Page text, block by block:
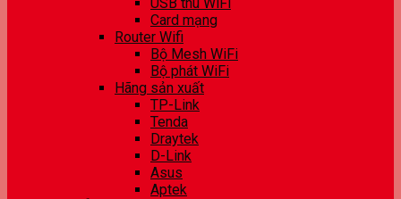
Card mạng
Router Wifi
Bộ Mesh WiFi
Bộ phát WiFi
Hãng sản xuất
TP-Link
Tenda
Draytek
D-Link
Asus
Aptek